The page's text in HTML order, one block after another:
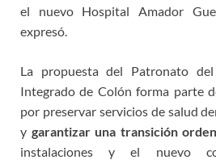
el nuevo Hospital Amador
expresó.
La propuesta del Patronato
Integrado de Colón forma parte
por preservar servicios de salud
y garantizar una transición
instalaciones y el nuevo